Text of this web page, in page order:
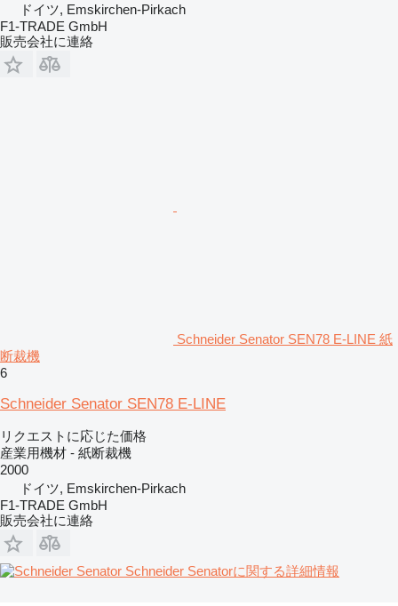
ドイツ, Emskirchen-Pirkach
F1-TRADE GmbH
販売会社に連絡
Schneider Senator SEN78 E-LINE 紙
断裁機
6
Schneider Senator SEN78 E-LINE
リクエストに応じた価格
産業用機材 - 紙断裁機
2000
ドイツ, Emskirchen-Pirkach
F1-TRADE GmbH
販売会社に連絡
Schneider Senatorに関する詳細情報